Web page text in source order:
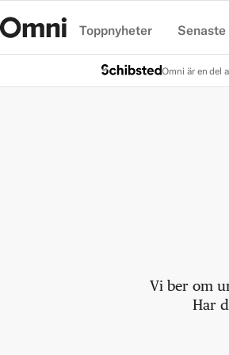
Toppnyheter
Omni är en del
Vi ber om
Har